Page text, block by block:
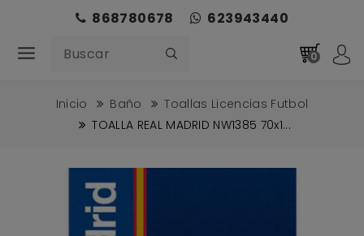
868780678 623943440
0
Inicio Baño
Toallas Licencias Futbol
TOALLA REAL MADRID NW1385 70x1...